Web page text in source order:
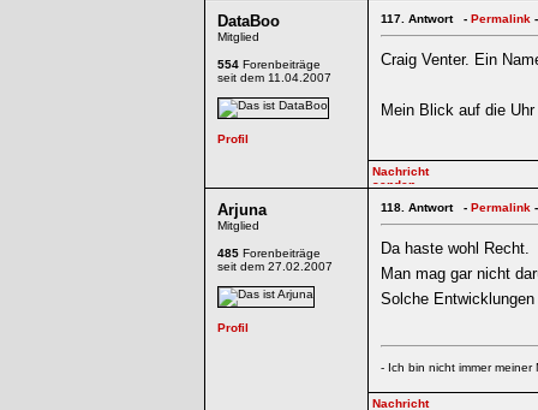
DataBoo
Mitglied
554 Forenbeiträge
seit dem 11.04.2007
117. Antwort - Permalink -
Craig Venter. Ein
Mein Blick auf die
Arjuna
Mitglied
485 Forenbeiträge
seit dem 27.02.2007
118. Antwort - Permalink -
Da haste wohl Recht.
Man mag gar nicht
Solche
- Ich bin nicht immer meiner